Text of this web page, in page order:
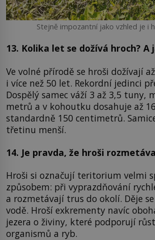
Stejně impozantní jako vzhled je i
13. Kolika let se dožívá hroch? A
Ve volné přírodě se hroši dožívají
i více než 50 let. Rekordní jedinci
Dospělý samec váží 3 až 3,5 tuny,
metrů a v kohoutku dosahuje až
standardně 150 centimetrů.
třetinu menší.
14. Je pravda, že hroši
Hroši si označují teritorium velmi
způsobem: při vyprazdňování
a rozmetávají trus do okolí. Děje
vodě. Hroší exkrementy navíc
jezera o živiny, které podporují
organismů a ryb.